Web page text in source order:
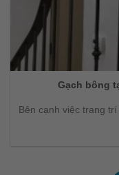
Gạch bông
Bên cạnh việc trang